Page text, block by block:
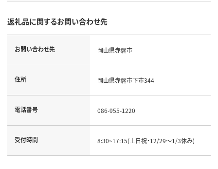
返礼品に関するお問い合わせ先
お問い合わせ先 岡山県赤磐市
住所 岡山県赤磐市下市344
電話番号 086-955-1220
受付時間 8:30~17:15(土日祝・12/29～1/3休み)